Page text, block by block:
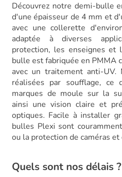
Découvrez notre demi-bulle
d'une épaisseur de 4 mm et
avec une collerette
adaptée à diverses
protection, les enseignes et
bulle est fabriquée en PMMA
avec un traitement anti-UV.
réalisées par soufflage,
marques de moule sur la
ainsi une vision claire et
optiques. Facile à installer
bulles Plexi sont
ou la protection de caméras
Quels sont nos délais ?